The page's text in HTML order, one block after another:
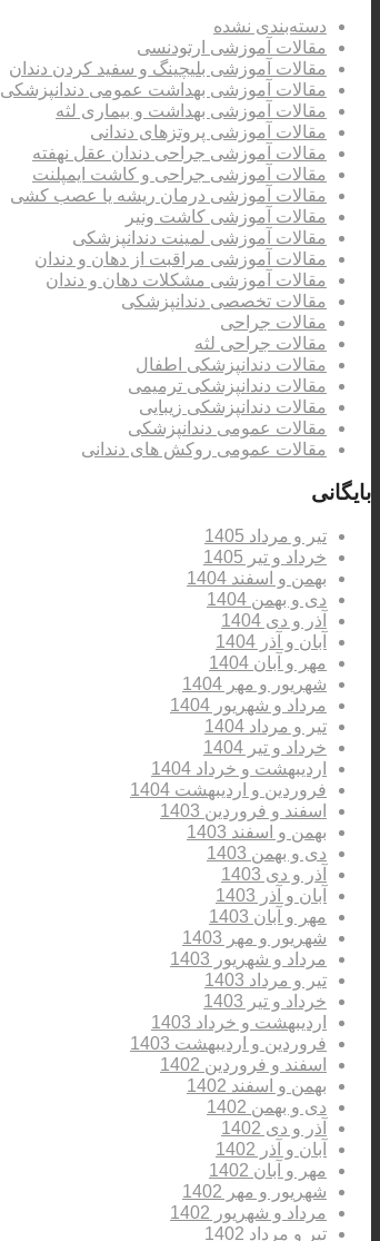
دسته‌بندی نشده
مقالات آموزشی ارتودنسی
مقالات آموزشی بلیچینگ و سفید کردن دندان
مقالات آموزشی بهداشت عمومی دندانپزشکی
مقالات آموزشی بهداشت و بیماری لثه
مقالات آموزشی پروتزهای دندانی
مقالات آموزشی جراحی دندان عقل نهفته
مقالات آموزشی جراحی و کاشت ایمپلنت
مقالات آموزشی درمان ریشه یا عصب کشی
مقالات آموزشی کاشت ونیر
مقالات آموزشی لمینت دندانپزشکی
مقالات آموزشی مراقبت از دهان و دندان
مقالات آموزشی مشکلات دهان و دندان
مقالات تخصصی دندانپزشکی
مقالات جراحی
مقالات جراحی لثه
مقالات دندانپزشکی اطفال
مقالات دندانپزشکی ترمیمی
مقالات دندانپزشکی زیبایی
مقالات عمومی دندانپزشکی
مقالات عمومی روکش های دندانی
بایگانی
تیر و مرداد 1405
خرداد و تیر 1405
بهمن و اسفند 1404
دی و بهمن 1404
آذر و دی 1404
آبان و آذر 1404
مهر و آبان 1404
شهریور و مهر 1404
مرداد و شهریور 1404
تیر و مرداد 1404
خرداد و تیر 1404
اردیبهشت و خرداد 1404
فروردین و اردیبهشت 1404
اسفند و فروردین 1403
بهمن و اسفند 1403
دی و بهمن 1403
آذر و دی 1403
آبان و آذر 1403
مهر و آبان 1403
شهریور و مهر 1403
مرداد و شهریور 1403
تیر و مرداد 1403
خرداد و تیر 1403
اردیبهشت و خرداد 1403
فروردین و اردیبهشت 1403
اسفند و فروردین 1402
بهمن و اسفند 1402
دی و بهمن 1402
آذر و دی 1402
آبان و آذر 1402
مهر و آبان 1402
شهریور و مهر 1402
مرداد و شهریور 1402
تیر و مرداد 1402